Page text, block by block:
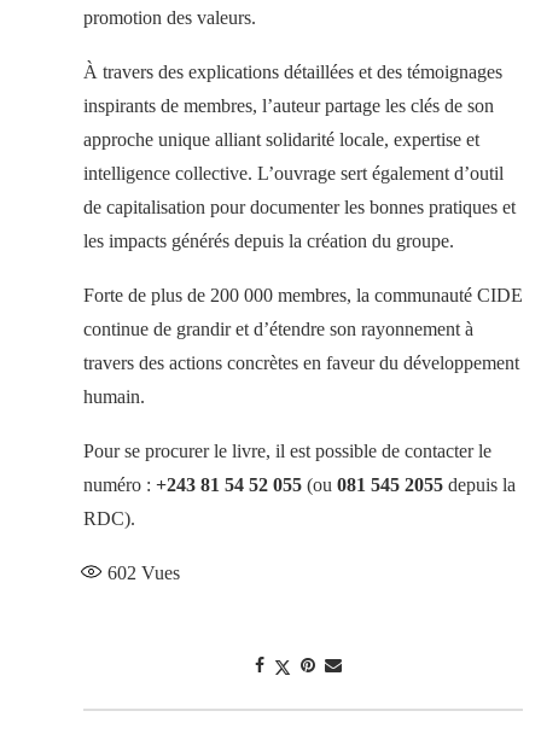
promotion des valeurs.
À travers des explications détaillées et des témoignages
inspirants de membres, l’auteur partage les clés de son
approche unique alliant solidarité locale, expertise et
intelligence collective. L’ouvrage sert également d’outil
de capitalisation pour documenter les bonnes pratiques et
les impacts générés depuis la création du groupe.
Forte de plus de 200 000 membres, la communauté CIDE
continue de grandir et d’étendre son rayonnement à
travers des actions concrètes en faveur du développement
humain.
Pour se procurer le livre, il est possible de contacter le
numéro : +243 81 54 52 055 (ou 081 545 2055 depuis la
RDC).
602 Vues